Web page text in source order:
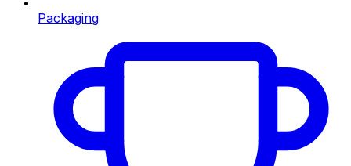
Packaging